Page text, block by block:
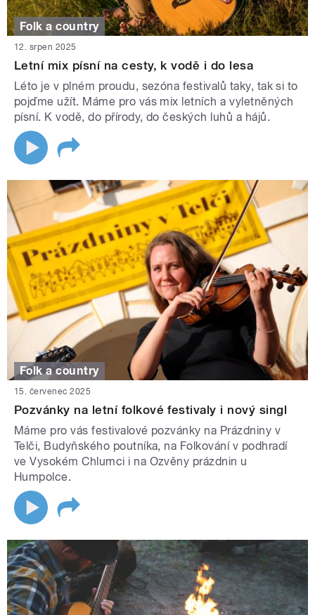
Folk a country
12. srpen 2025
Letní mix písní na cesty, k vodě i do lesa
Léto je v plném proudu, sezóna festivalů taky, tak si to
pojďme užít. Máme pro vás mix letních a vyletněných
písní. K vodě, do přírody, do českých luhů a hájů.
Folk a country
15. červenec 2025
Pozvánky na letní folkové festivaly i nový singl
Máme pro vás festivalové pozvánky na Prázdniny v
Telči, Budyňského poutníka, na Folkování v podhradí
ve Vysokém Chlumci i na Ozvěny prázdnin u
Humpolce.